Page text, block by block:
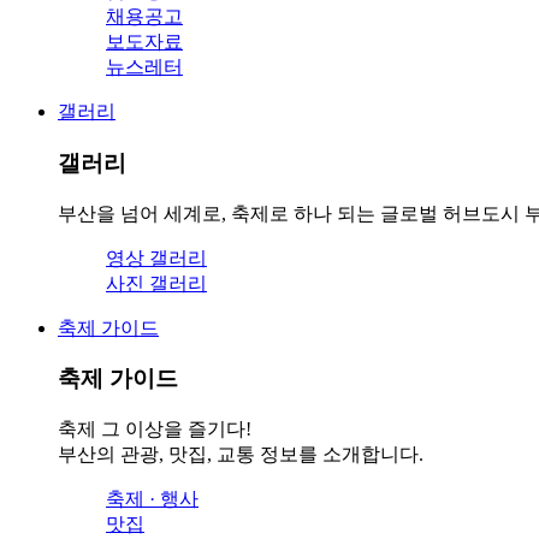
채용공고
보도자료
뉴스레터
갤러리
갤러리
부산을 넘어 세계로, 축제로 하나 되는 글로벌 허브도시
영상 갤러리
사진 갤러리
축제 가이드
축제 가이드
축제 그 이상을 즐기다!
부산의 관광, 맛집, 교통 정보를 소개합니다.
축제 · 행사
맛집